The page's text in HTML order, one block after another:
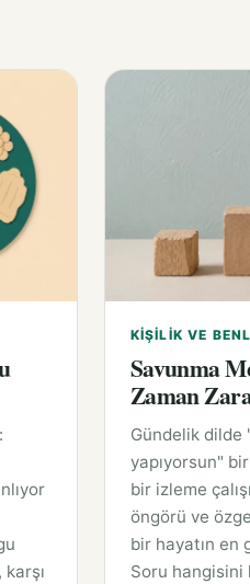
KIŞILIK VE
Savunma
Zaman
Gündelik dilde
yapıyorsun"
bir izleme
öngörü ve
bir hayatın en
Soru hangisini